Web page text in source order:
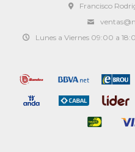
Francisco
Lunes a Viernes 09:00 a